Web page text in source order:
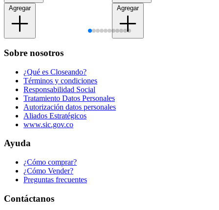
Agregar Agregar
Sobre nosotros
¿Qué es Closeando?
Términos y condiciones
Responsabilidad Social
Tratamiento Datos Personales
Autorización datos personales
Aliados Estratégicos
www.sic.gov.co
Ayuda
¿Cómo comprar?
¿Cómo Vender?
Preguntas frecuentes
Contáctanos